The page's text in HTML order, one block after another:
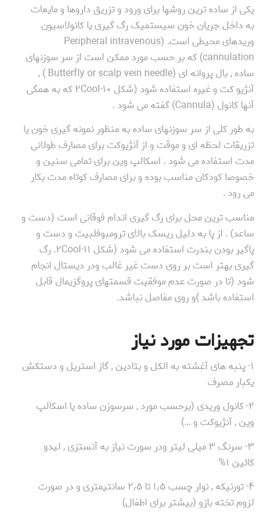
یکی از ساده ترین روشها برای ورود و تزریق داروها و مایعات
به داخل جریان خون سیستمیک رگ گیری یا کانولاسیون
وریدهای محیطی است. (Peripheral intravenous
cannulation) که بر حسب مورد ممکن است از سر سوزنهای
ساده , بال پروانه ای (Butterfly or scalp vein needle ) ,
آنژیو کت و غیره استفاده شود (شکل ۱۰-۲Cool که به همگی
آنها کانول (Cannula) گفته می شود .
به طور کلی از سر سوزنهای ساده به منظور نمونه گیری خون یا
تزریقات لحظه ای و موقت و از آنژیوکت برای مصارف طولانی
مدت استفاده می شود . اسکالپ وین برای تمامی سنین و
خصوصا کودکان مناسب بوده و برای مصارف کوتاه مدت بکار
می رود .
مناسب ترین محل برای رگ گیری اندام فوقانی است (دست و
ساعد) . از پا به دلیل ریسک بالای ترومبوفلبیت و دست و
پاگیر بودن بندرت استفاده می شود (شکل ۱۱-۲Cool. رگ
گیری بهتر است بر روی دست غیر غالب ودر دیستال انجام
شود (تا در صورت عدم موفقیت قسمتهای پروگزیمال قابل
استفاده باشد )و روی مفاصل نباشد.
تجهیزات مورد نیاز
۱- پنبه های آغشته به الکل و بتادین , گاز استریل و دستکش
یکبار مصرف
۲- کانول وریدی (برحسب مورد , سرسوزن ساده یا اسکالپ
وین , آنژیوکت و …)
۳- سرنگ ۳ میلی لیتر ودر سورت نیاز به آنستزی , لیدو
کائین ۱%
۴- تورنیکه , نوار چسب ۱٫۵ تا ۲٫۵ سانتیمتری و در صورت
لزوم تخته بازو (بیشتر برای اطفال)